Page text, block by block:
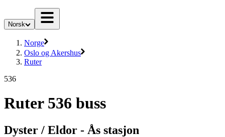
Norsk
Norge
Oslo og Akershus
Ruter
536
Ruter 536 buss
Dyster / Eldor - Ås stasjon